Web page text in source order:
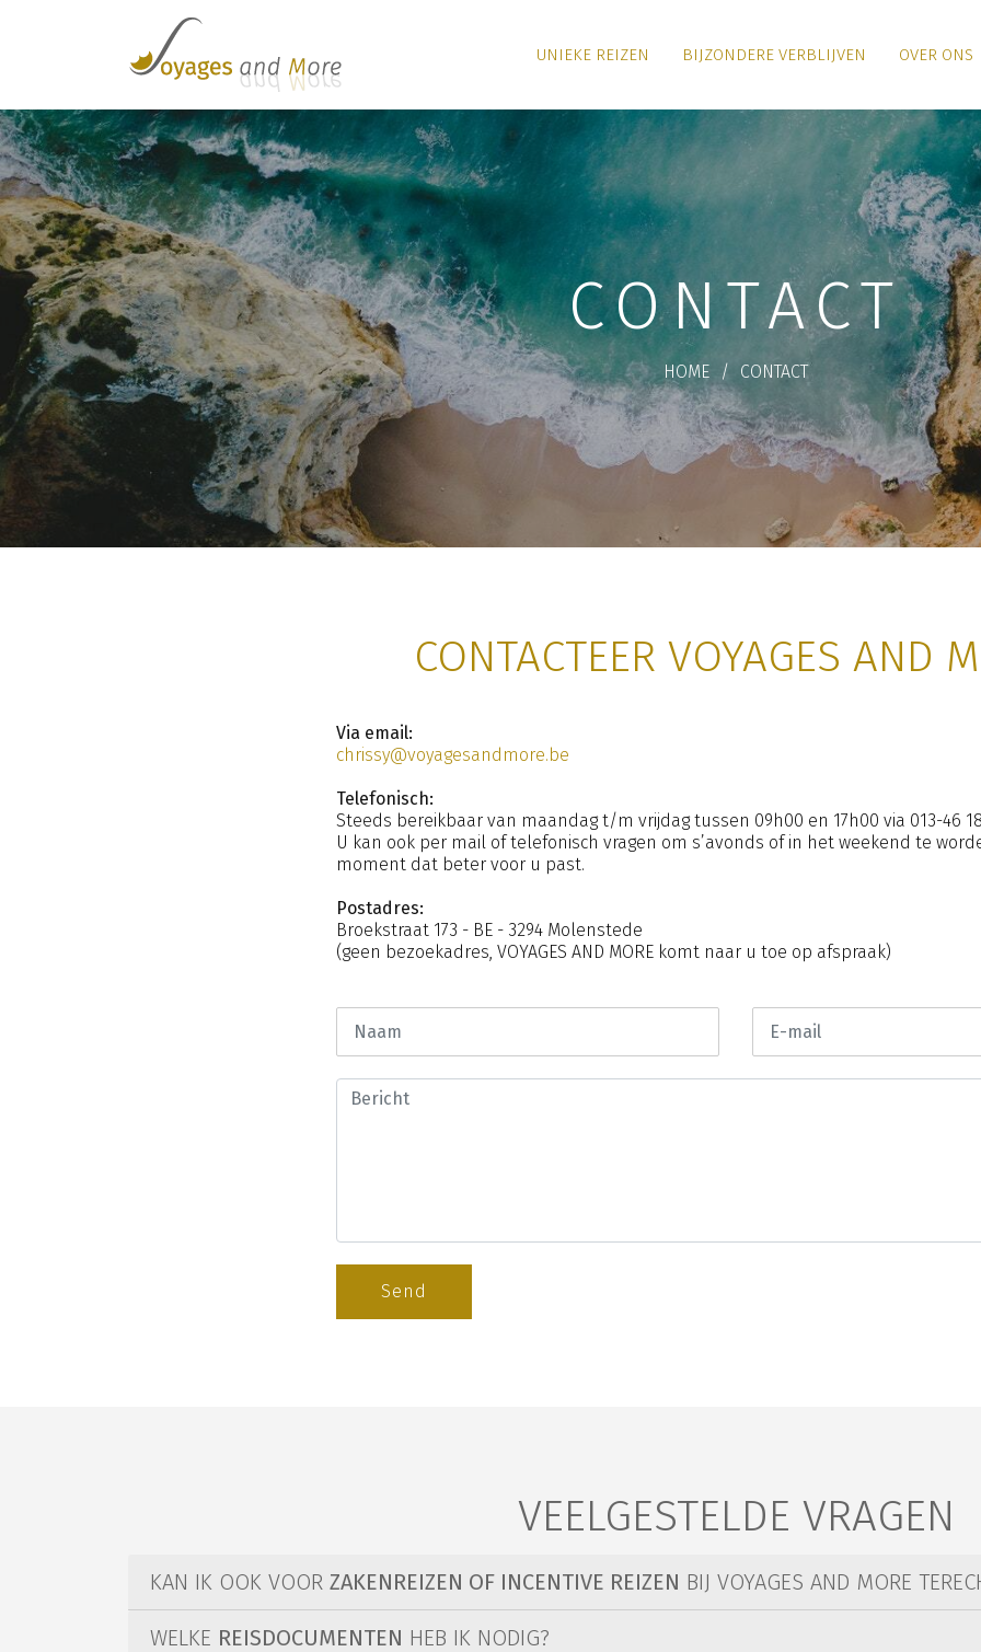
UNIEKE REIZEN BIJZONDERE VERBLIJVEN OVER ONS
CONTACT
HOME / CONTACT
CONTACTEER VOYAGES AND
Via email:
chrissy@voyagesandmore.be
Telefonisch:
Steeds bereikbaar van maandag t/m vrijdag tussen 09h00 en 17h00 via 013-46
U kan ook per mail of telefonisch vragen om s’avonds of in het weekend te
moment dat beter voor u past.
Postadres:
Broekstraat 173 - BE - 3294 Molenstede
(geen bezoekadres, VOYAGES AND MORE komt naar u toe op afspraak)
VEELGESTELDE VRAGEN
KAN IK OOK VOOR ZAKENREIZEN OF INCENTIVE REIZEN BIJ VOYAGES AND MORE
WELKE REISDOCUMENTEN HEB IK NODIG?